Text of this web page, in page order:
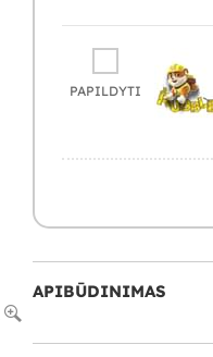
PAPILDYTI
APIBŪDINIMAS